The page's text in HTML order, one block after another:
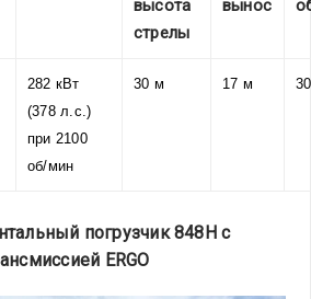
высота
стрелы
вынос
282 кВт
(378 л.с.)
при 2100
об/мин
30 м 17 м
погрузчик 848H с
ERGO